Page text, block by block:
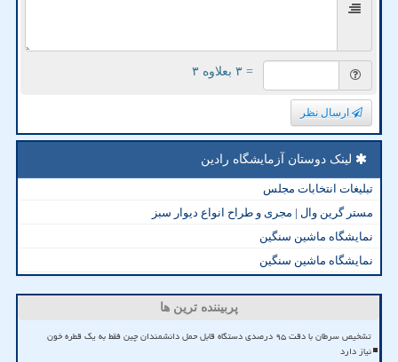
= ۳ بعلاوه ۳
ارسال نظر
لینک دوستان آزمایشگاه رادین
تبلیغات انتخابات مجلس
مستر گرین وال | مجری و طراح انواع دیوار سبز
نمایشگاه ماشین سنگین
نمایشگاه ماشین سنگین
پربیننده ترین ها
تشخیص سرطان با دقت ۹۵ درصدی دستگاه قابل حمل دانشمندان چین فقط به یک قطره خون
نیاز دارد